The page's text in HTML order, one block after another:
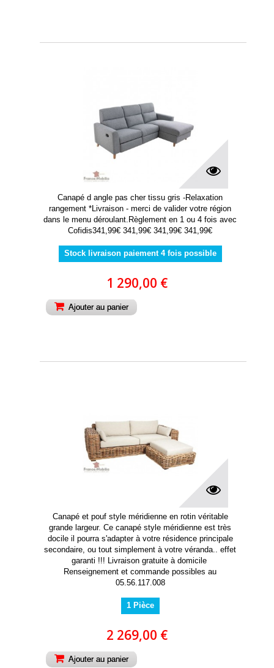
Canapé d angle pas cher tissu gris -Relaxation
rangement *Livraison - merci de valider votre région
dans le menu déroulant.Règlement en 1 ou 4 fois avec
Cofidis341,99€ 341,99€ 341,99€ 341,99€
Stock livraison paiement 4 fois possible
1 290,00 €
Ajouter au panier
Canapé et pouf style méridienne en rotin véritable
grande largeur. Ce canapé style méridienne est très
docile il pourra s'adapter à votre résidence principale
secondaire, ou tout simplement à votre véranda.. effet
garanti !!! Livraison gratuite à domicile
Renseignement et commande possibles au
05.56.117.008
1 Pièce
2 269,00 €
Ajouter au panier